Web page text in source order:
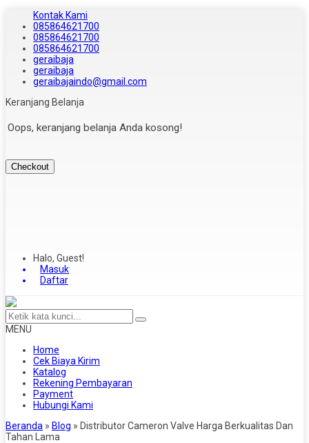
Kontak Kami
085864621700
085864621700
085864621700
geraibaja
geraibaja
geraibajaindo@gmail.com
Keranjang Belanja
Oops, keranjang belanja Anda kosong!
Checkout
Halo, Guest!
Masuk
Daftar
MENU
Home
Cek Biaya Kirim
Katalog
Rekening Pembayaran
Payment
Hubungi Kami
Beranda » Blog » Distributor Cameron Valve Harga Berkualitas Dan
Tahan Lama